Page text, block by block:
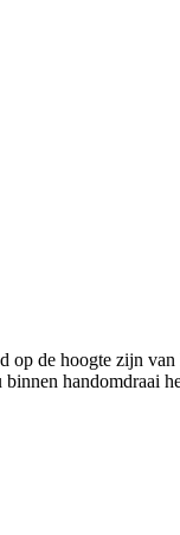
op de hoogte zijn
handomdraai